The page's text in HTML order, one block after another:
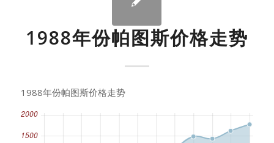
1988年份帕图斯价格走势
1988年份帕图斯价格走势